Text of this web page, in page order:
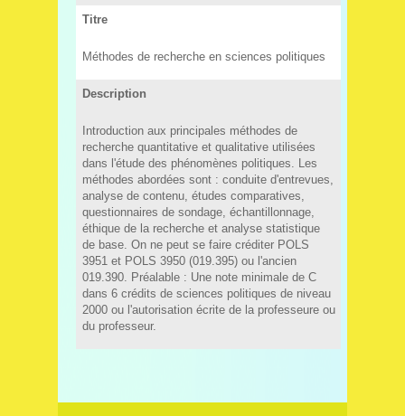
Titre
Méthodes de recherche en sciences politiques
Description
Introduction aux principales méthodes de
recherche quantitative et qualitative utilisées
dans l'étude des phénomènes politiques. Les
méthodes abordées sont : conduite d'entrevues,
analyse de contenu, études comparatives,
questionnaires de sondage, échantillonnage,
éthique de la recherche et analyse statistique
de base. On ne peut se faire créditer POLS
3951 et POLS 3950 (019.395) ou l'ancien
019.390. Préalable : Une note minimale de C
dans 6 crédits de sciences politiques de niveau
2000 ou l'autorisation écrite de la professeure ou
du professeur.